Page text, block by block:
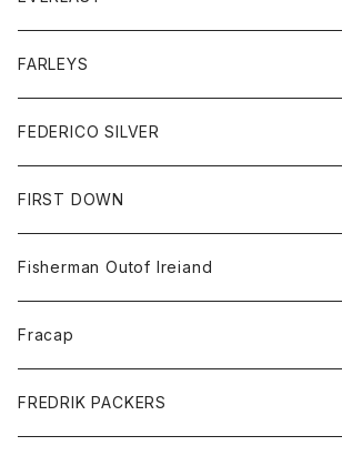
シャツ
セーター
ボトム
ショートパンツ
パンツ
レディース
コート
ジャケット
トップス
ジャケット
スエットシャツ
ボトム
スエットパンツ
グッズ
帽子
FARLEYS
FEDERICO SILVER
アクセサリー
FIRST DOWN
Fisherman Outof Ireiand
ニット
Fracap
グッズ
FREDRIK PACKERS